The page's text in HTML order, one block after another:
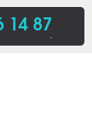
14 87.